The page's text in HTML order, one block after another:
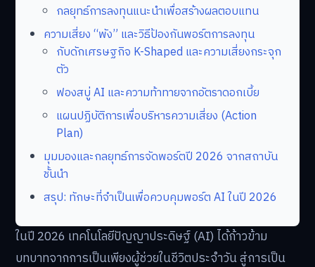
กลยุทธ์การลงทุนแนะนำเพื่อสร้างผลตอบแทน
ความเสี่ยง “พัง” และวิธีป้องกันพอร์ตการลงทุน
กับดักเศรษฐกิจ K-Shaped และความเสี่ยงกระจุก
ตัว
ฟองสบู่ AI และความท้าทายจากอัตราดอกเบี้ย
แผนปฏิบัติการเพื่อบริหารความเสี่ยง (Action
Plan)
มุมมองและกลยุทธ์การจัดพอร์ตปี 2026 จากสถาบัน
ชั้นนำ
สรุป: ทักษะที่จำเป็นเพื่อควบคุมพอร์ต AI ในปี 2026
ในปี 2026 เทคโนโลยีปัญญาประดิษฐ์ (AI) ได้ก้าวข้าม
บทบาทจากการเป็นเพียงผู้ช่วยในชีวิตประจำวัน สู่การเป็น